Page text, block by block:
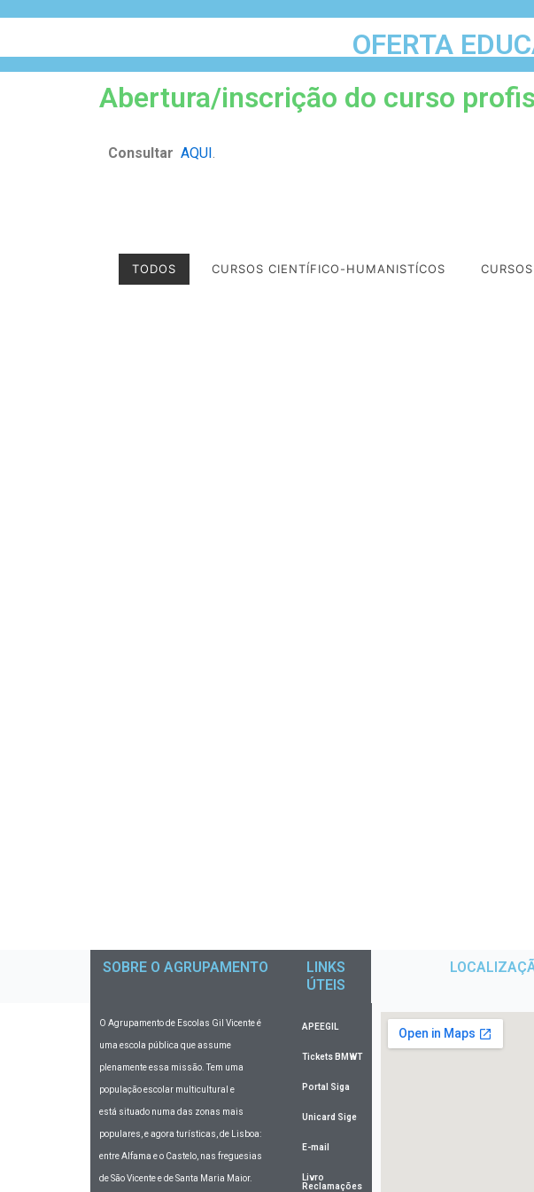
OFERTA
Abertura/inscrição do curso
Consultar AQUI.
TODOS CURSOS CIENTÍFICO-HUMANISTÍCOS
SOBRE O AGRUPAMENTO
LINKS
ÚTEIS
O Agrupamento de Escolas Gil Vicenteé
uma escola pública que assume
plenamente essa missão. Tem uma
população escolar multicultural e
está situado numa das zonas mais
populares, e agora turísticas, de Lisboa:
entre Alfama e o Castelo, nas freguesias
de São Vicente e de Santa Maria Maior.
APEEGIL
Tickets BMWT
Portal Siga
Unicard Sige
E-mail
Livro
Reclamações